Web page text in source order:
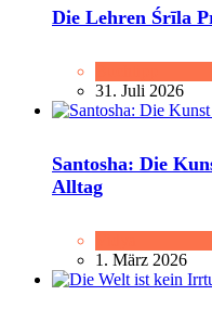
Die Lehren Śrīla
31. Juli 2026
Santosha: Die
Alltag
1. März 2026